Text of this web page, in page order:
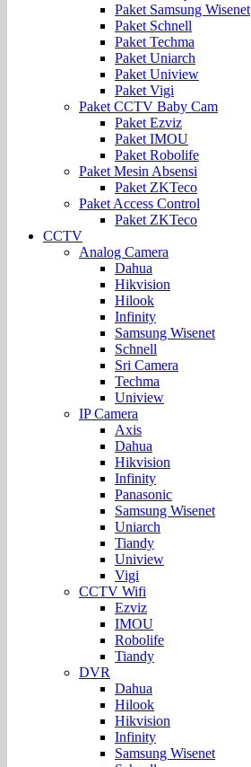
Paket Samsung Wisenet
Paket Schnell
Paket Techma
Paket Uniarch
Paket Uniview
Paket Vigi
Paket CCTV Baby Cam
Paket Ezviz
Paket IMOU
Paket Robolife
Paket Mesin Absensi
Paket ZKTeco
Paket Access Control
Paket ZKTeco
CCTV
Analog Camera
Dahua
Hikvision
Hilook
Infinity
Samsung Wisenet
Schnell
Sri Camera
Techma
Uniview
IP Camera
Axis
Dahua
Hikvision
Infinity
Panasonic
Samsung Wisenet
Uniarch
Tiandy
Uniview
Vigi
CCTV Wifi
Ezviz
IMOU
Robolife
Tiandy
DVR
Dahua
Hilook
Hikvision
Infinity
Samsung Wisenet